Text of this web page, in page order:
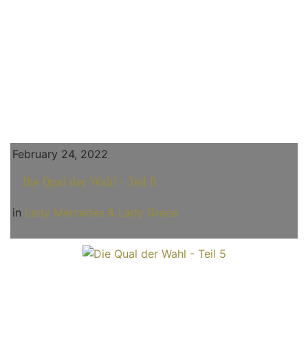
February 24, 2022
Die Qual der Wahl - Teil 6
in Lady Mercedes & Lady Grace